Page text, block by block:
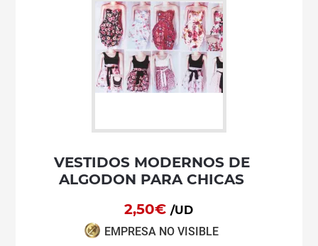
VESTIDOS MODERNOS DE
ALGODON PARA CHICAS
2,50€/UD
EMPRESA NO VISIBLE